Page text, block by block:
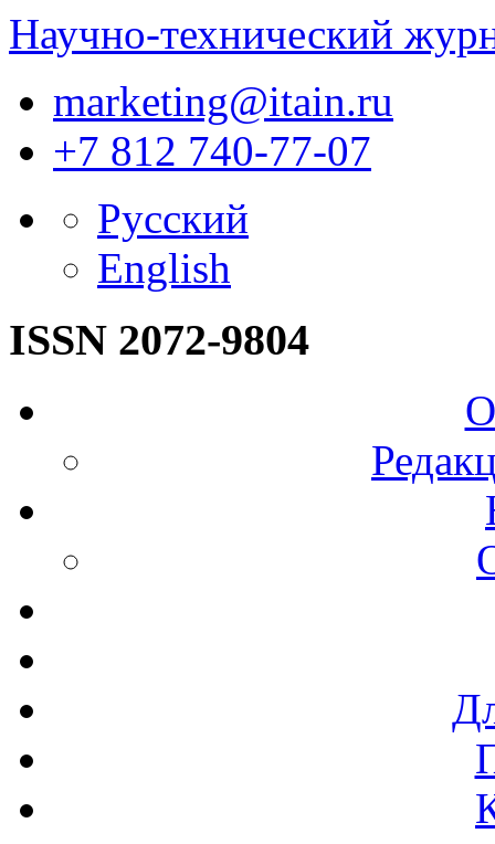
Научно-технический
marketing@itain.ru
+7 812 740-77-07
Русский
English
ISSN 2072-9804